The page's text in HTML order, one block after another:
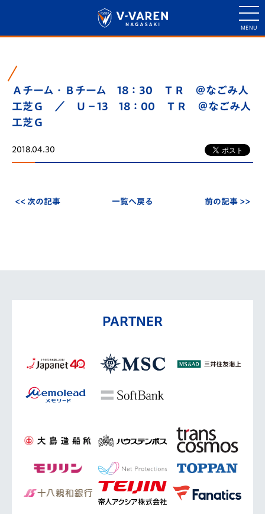
Ａチーム・Ｂチーム 18：30 ＴＲ ＠なごみ人
工芝Ｇ ／ Ｕ－13 18：00 ＴＲ ＠なごみ人
工芝Ｇ
2018.04.30
<< 次の記事 一覧へ戻る 前の記事 >>
PARTNER